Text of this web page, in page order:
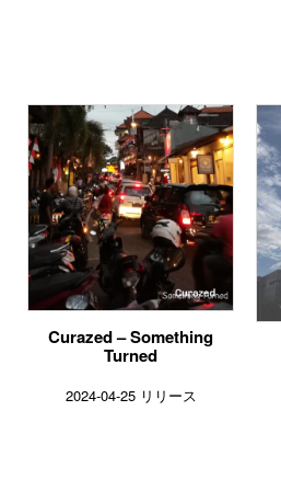
Curazed – Something
Turned
2024-04-25 リリース